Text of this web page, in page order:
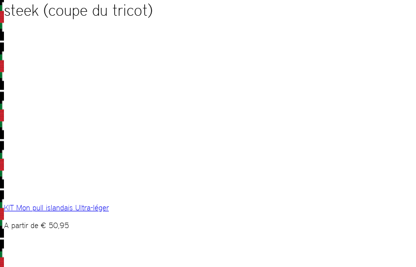
steek (coupe du tricot)
KIT Mon pull islandais Ultra-léger
A partir de € 50,95